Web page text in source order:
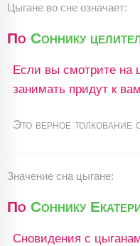
Цыгане во сне означает:
По Соннику
Если вы смотрите на
занимать придут к
Это верное толкование
Значение сна цыгане:
По Соннику
Сновидения с